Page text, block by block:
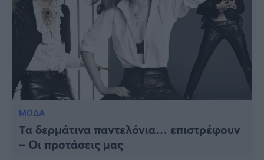
ΜΟΔΑ
Τα δερμάτινα παντελόνια… επιστρέφουν
– Οι προτάσεις μας